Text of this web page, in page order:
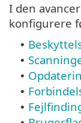
I den
konfigurere
•
•
•
•
•